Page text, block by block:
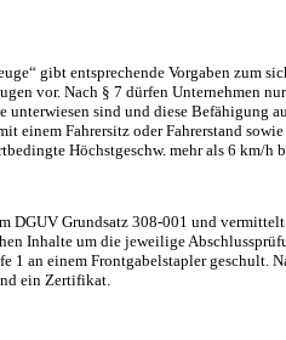
gibt entsprechende Vorgaben zum
vor. Nach § 7 dürfen Unternehmen
unterwiesen sind und diese Befähigung
einem Fahrersitz oder Fahrerstand
Höchstgeschw. mehr als 6 km/h
DGUV Grundsatz 308-001 und
Inhalte um die jeweilige
1 an einem Frontgabelstapler geschult.
ein Zertifikat.